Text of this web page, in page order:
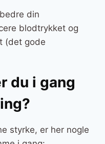
din
blodtrykket og
(det gode
du i gang
styrke, er her nogle